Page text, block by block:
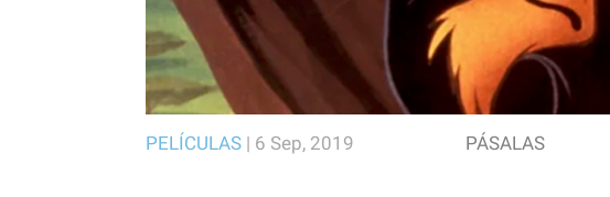
PELÍCULAS | 6 Sep, 2019 PÁSALAS